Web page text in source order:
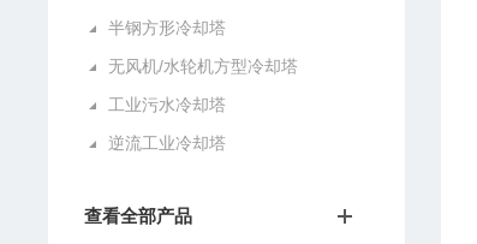
半钢方形冷却塔
无风机/水轮机方型冷却塔
工业污水冷却塔
逆流工业冷却塔
查看全部产品